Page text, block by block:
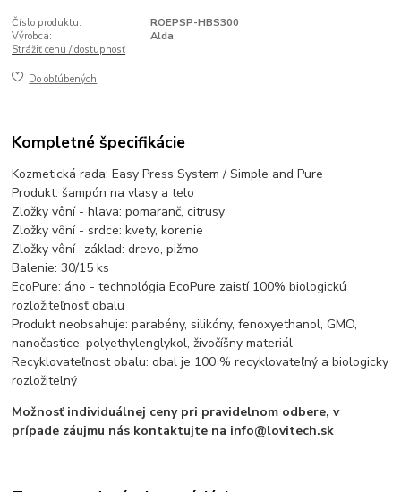
Číslo produktu:
ROEPSP-HBS300
Výrobca:
Alda
Strážiť cenu / dostupnosť
Do obľúbených
Kompletné špecifikácie
Kozmetická rada: Easy Press System / Simple and Pure
Produkt: šampón na vlasy a telo
Zložky vôní - hlava: pomaranč, citrusy
Zložky vôní - srdce: kvety, korenie
Zložky vôní- základ: drevo, pižmo
Balenie: 30/15 ks
EcoPure: áno - technológia EcoPure zaistí 100% biologickú
rozložiteľnosť obalu
Produkt neobsahuje: parabény, silikóny, fenoxyethanol, GMO,
nanočastice, polyethylenglykol, živočíšny materiál
Recyklovateľnost obalu: obal je 100 % recyklovateľný a biologicky
rozložitelný
Možnosť individuálnej ceny pri pravidelnom odbere, v
prípade záujmu nás kontaktujte na info@lovitech.sk